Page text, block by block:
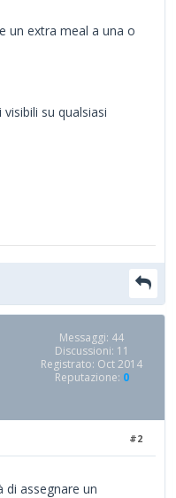
un extra meal a una o
su qualsiasi
Messaggi: 44
Discussioni: 11
Registrato: Oct 2014
Reputazione: 0
#2
di assegnare un